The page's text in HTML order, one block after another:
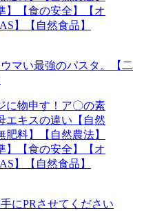
マい最強のパスタ。【二
にPRさせてください